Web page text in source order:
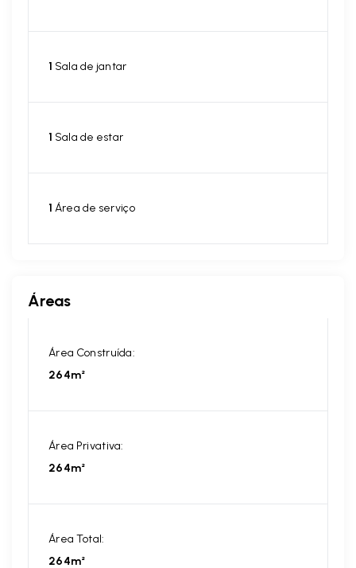
1 Sala de jantar
1 Sala de estar
1 Área de serviço
Áreas
Área Construída:
264m²
Área Privativa:
264m²
Área Total:
264m²